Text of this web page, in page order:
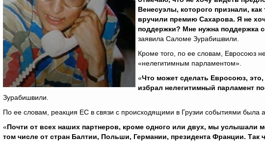
Венесуэлы, которого признали, как
вручили премию Сахарова. Я не
поддержки? Мне нужна поддержка
заявила Саломе Зурабишвили.
Кроме того, по ее словам, Евросоюз
«нелегитимным парламентом».
«Что может сделать Евросоюз, это,
избрал нелегитимный парламент
Зурабишвили.
По ее словам, реакция ЕС в связи с происходящими в Грузии событиями была
«Почти от всех наших партнеров, кроме одного или двух, мы услышали
том числе от стран Балтии, Польши, Германии, президента Франции. Так